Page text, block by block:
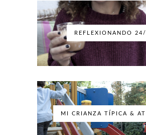
REFLEXIONANDO
MI CRIANZA TÍPICA &